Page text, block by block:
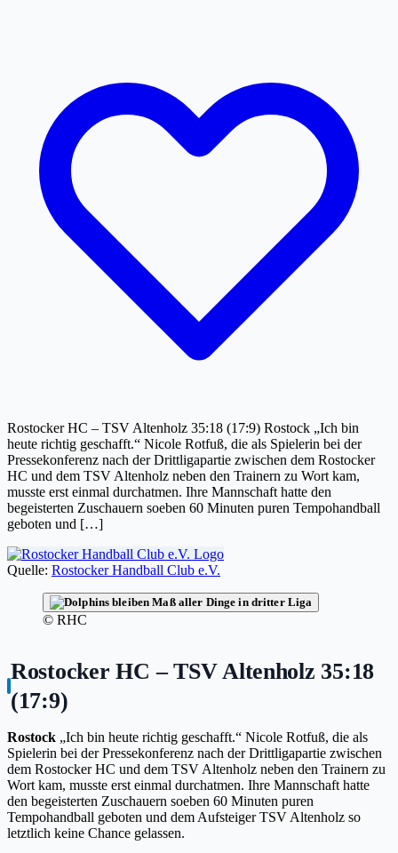
Rostocker HC – TSV Altenholz 35:18 (17:9) Rostock „Ich bin
heute richtig geschafft.“ Nicole Rotfuß, die als Spielerin bei der
Pressekonferenz nach der Drittligapartie zwischen dem Rostocker
HC und dem TSV Altenholz neben den Trainern zu Wort kam,
musste erst einmal durchatmen. Ihre Mannschaft hatte den
begeisterten Zuschauern soeben 60 Minuten puren Tempohandball
geboten und […]
Quelle: Rostocker Handball Club e.V.
© RHC
Rostocker HC – TSV Altenholz 35:18
(17:9)
Rostock „Ich bin heute richtig geschafft.“ Nicole Rotfuß, die als
Spielerin bei der Pressekonferenz nach der Drittligapartie zwischen
dem Rostocker HC und dem TSV Altenholz neben den Trainern zu
Wort kam, musste erst einmal durchatmen. Ihre Mannschaft hatte
den begeisterten Zuschauern soeben 60 Minuten puren
Tempohandball geboten und dem Aufsteiger TSV Altenholz so
letztlich keine Chance gelassen.